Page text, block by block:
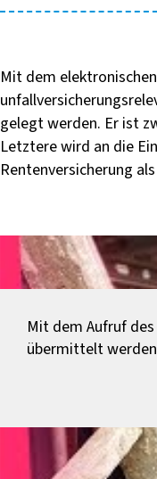
Mit dem
gelegt werden. Er ist
Letztere wird an die
Rentenversicherung
Mit dem Aufruf
übermittelt